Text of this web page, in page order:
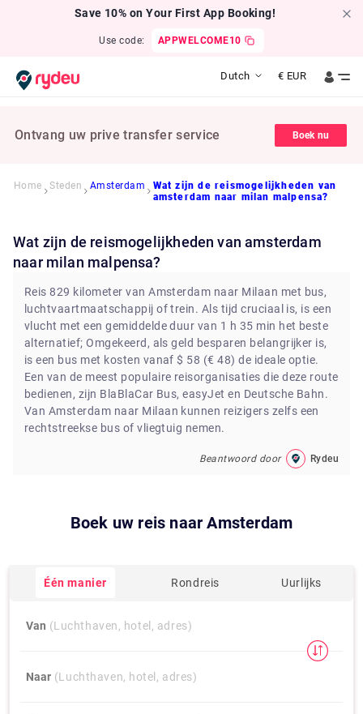
Save 10% on Your First App Booking!
Use code: APPWELCOME10
Dutch € EUR
Ontvang uw prive transfer service Boek nu
Home Steden Amsterdam
Wat zijn de reismogelijkheden van
amsterdam naar milan malpensa?
Wat zijn de reismogelijkheden van amsterdam
naar milan malpensa?
Reis 829 kilometer van Amsterdam naar Milaan met bus,
luchtvaartmaatschappij of trein. Als tijd cruciaal is, is een
vlucht met een gemiddelde duur van 1 h 35 min het beste
alternatief; Omgekeerd, als geld besparen belangrijker is,
is een bus met kosten vanaf $ 58 (€ 48) de ideale optie.
Een van de meest populaire reisorganisaties die deze route
bedienen, zijn BlaBlaCar Bus, easyJet en Deutsche Bahn.
Van Amsterdam naar Milaan kunnen reizigers zelfs een
rechtstreekse bus of vliegtuig nemen.
Beantwoord door Rydeu
Boek uw reis naar Amsterdam
Één manier Rondreis Uurlijks
Van (Luchthaven, hotel, adres)
Naar (Luchthaven, hotel, adres)